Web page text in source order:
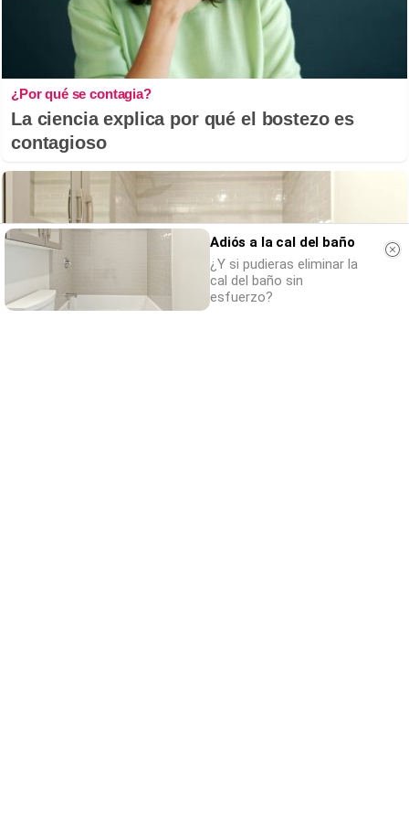
¿Por qué se contagia?
La ciencia explica por qué el bostezo es
contagioso
Adiós a la cal del baño
¿Y si pudieras eliminar la
cal del baño sin
esfuerzo?